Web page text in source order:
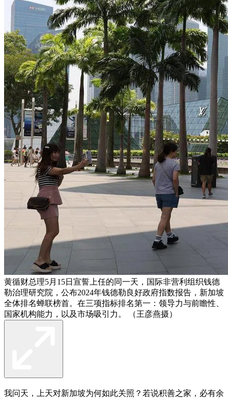
黄循财总理5月15日宣誓上任的同一天，国际非营利组织钱德
勒治理研究院，公布2024年钱德勒良好政府指数报告，新加坡
全体排名蝉联榜首。在三项指标排名第一：领导力与前瞻性、
国家机构能力，以及市场吸引力。 （王彦燕摄）
我问天，上天对新加坡为何如此关照？若说积善之家，必有余